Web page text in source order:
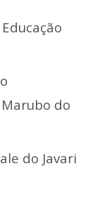
do
do Javari